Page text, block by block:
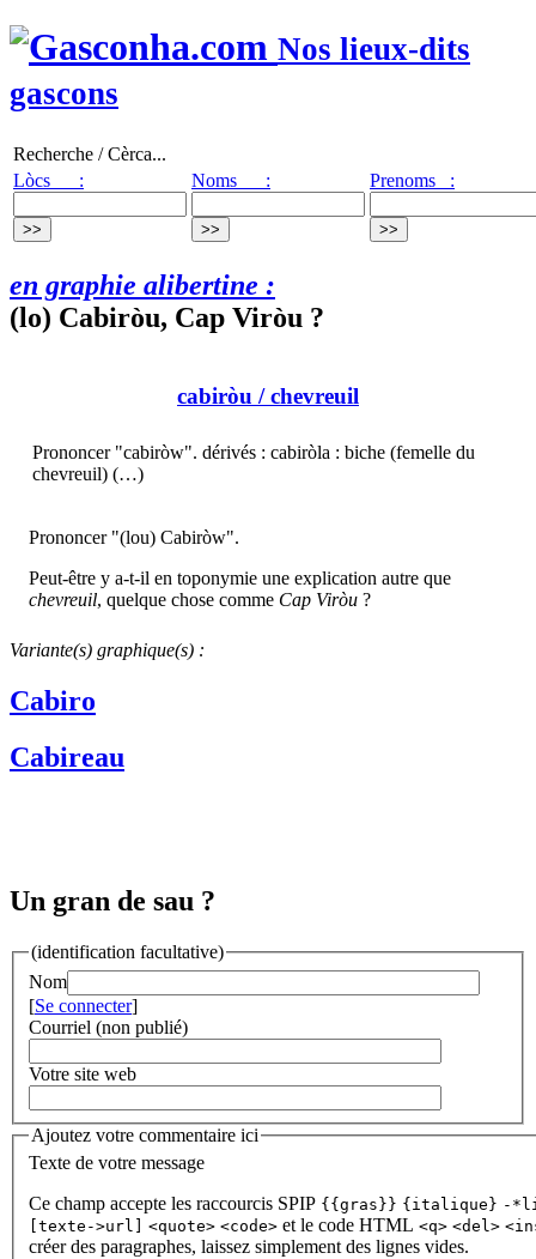
Nos lieux-dits
gascons
Recherche / Cèrca...
Lòcs :
Noms : Prenoms :
en graphie alibertine :
(lo) Cabiròu, Cap Viròu ?
cabiròu / chevreuil
Prononcer "cabiròw". dérivés : cabiròla : biche (femelle du
chevreuil) (…)
Prononcer "(lou) Cabiròw".
Peut-être y a-t-il en toponymie une explication autre que
chevreuil, quelque chose comme Cap Viròu ?
Variante(s) graphique(s) :
Cabiro
Cabireau
Un gran de sau ?
(identification facultative)
Nom
[Se connecter]
Courriel (non publié)
Votre site web
Ajoutez votre commentaire ici
Texte de votre message
Ce champ accepte les raccourcis SPIP {{gras}} {italique} -
[texte->url]
<quote> <code> et le code HTML <q> <del>
créer des paragraphes, laissez simplement des lignes vides.